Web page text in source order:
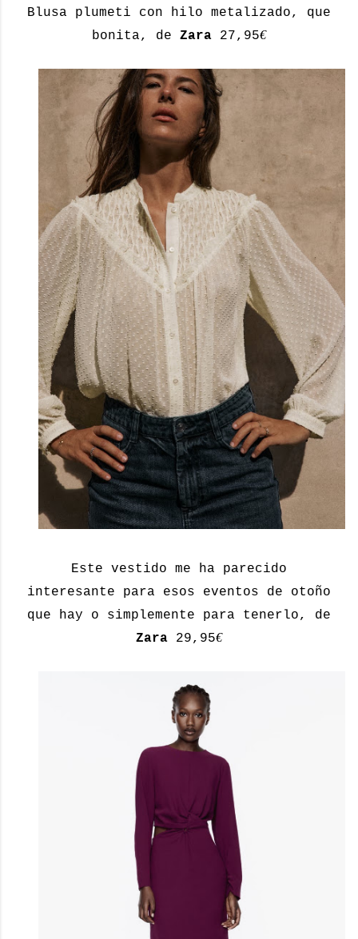
Blusa plumeti con hilo metalizado, que
bonita, de Zara 27,95€
Este vestido me ha parecido
interesante para esos eventos de otoño
que hay o simplemente para tenerlo, de
Zara 29,95€